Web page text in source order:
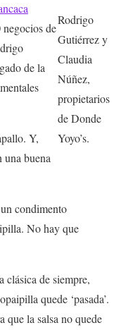
Rodrigo
Gutiérrez y
Claudia
Núñez,
propietarios
de Donde
Yoyo’s.
de
de la
Y,
una buena
condimento
No hay que
clásica de siempre,
quede ‘pasada’.
que la salsa no quede